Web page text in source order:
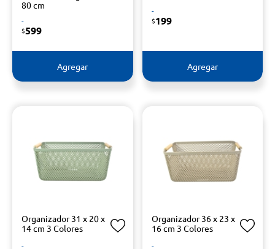
80 cm
-
$599
Agregar
-
$199
Agregar
Organizador 31 x 20 x
14 cm 3 Colores
-
Organizador 36 x 23 x
16 cm 3 Colores
-